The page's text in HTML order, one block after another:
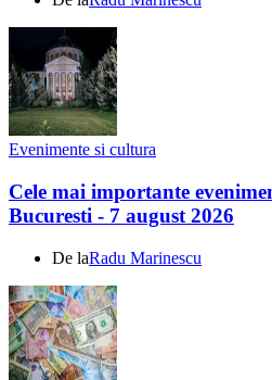
Evenimente si cultura
Cele mai importante
Bucuresti - 7 august 2026
De laRadu Marinescu